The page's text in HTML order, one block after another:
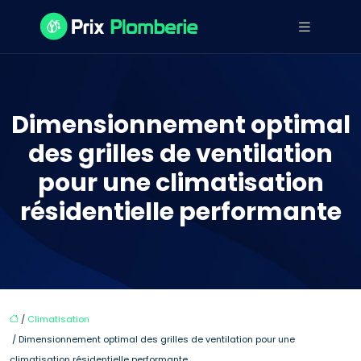
Dimensionnement optimal
des grilles de ventilation
pour une climatisation
résidentielle performante
/ Climatisation
/ Dimensionnement optimal des grilles de ventilation pour une